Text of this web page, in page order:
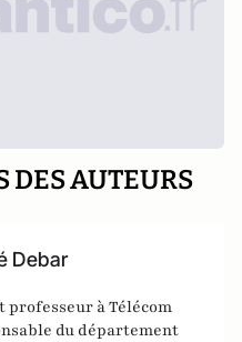
DES AUTEURS
Debar
professeur àTélécom
du département